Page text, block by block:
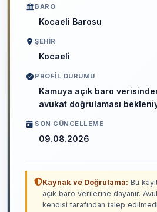
BARO
Kocaeli Barosu
ŞEHIR
Kocaeli
PROFIL DURUMU
Kamuya açık baro
avukat doğrulaması
SON GÜNCELLEME
09.08.2026
Kaynak ve Doğrulama: Bu
açık baro verilerine dayanır.
kendisi tarafından talep